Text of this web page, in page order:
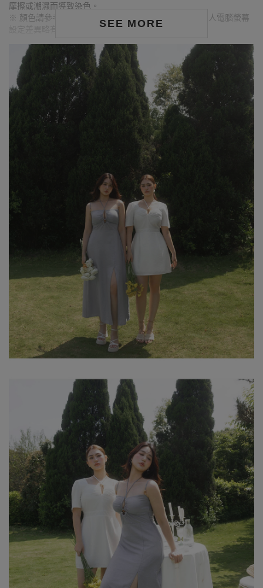
SEE MORE
摩擦或潮濕而導致染色。
※ 顏色請參考單品圖片較為接近，但因圖檔顏色會因個人電腦螢幕
設定差異略有不同，請以實際商品顏色為準。
MODEL資訊
身高168cm／胸圍Bust：90cm
腰圍Waist：71cm／臀圍hips：99cm
試穿報告：模特兒穿著XL號
身高173cm／胸圍Bust：83cm
腰圍Waist：57cm／臀圍hips：88cm